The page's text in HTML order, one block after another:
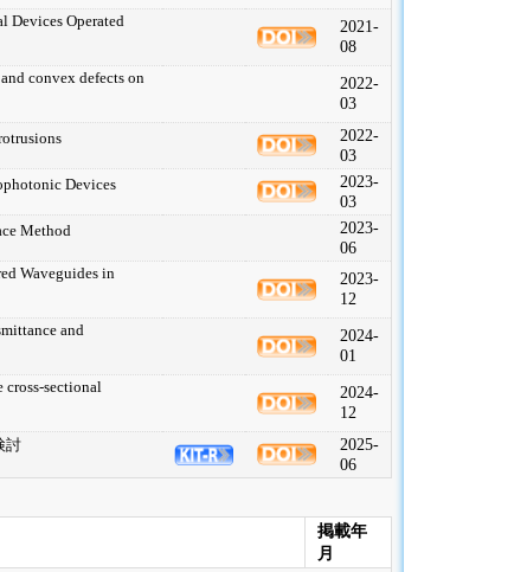
Devices Operated
2021-
08
convex defects on
2022-
03
2022-
03
Devices
2023-
03
Method
2023-
06
Waveguides in
2023-
12
and
2024-
01
sectional
2024-
12
討
2025-
06
掲載年
月